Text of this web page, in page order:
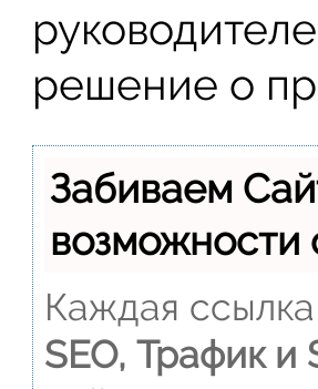
решение о
Забиваем
возможности
Каждая
SEO, Трафик и